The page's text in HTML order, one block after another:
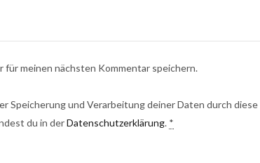
für meinen nächsten Kommentar speichern.
Speicherung und Verarbeitung deiner Daten durch diese
du in derDatenschutzerklärung. *